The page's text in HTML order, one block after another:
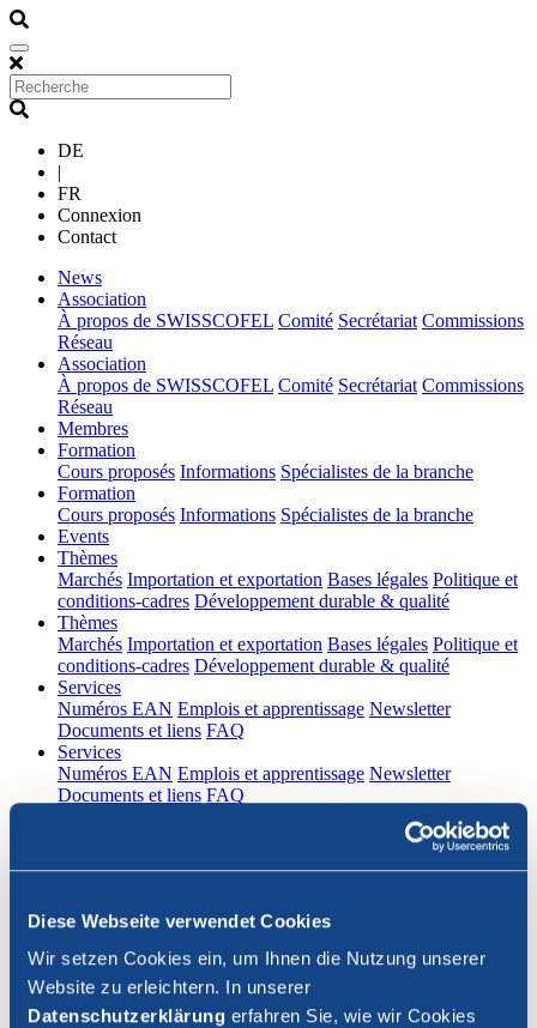
Diese Webseite verwendet Cookies
Wir setzen Cookies ein, um Ihnen die Nutzung unserer
Website zu erleichtern. In unserer
Datenschutzerklärung erfahren Sie, wie wir Cookies
DE
|
FR
Connexion
Contact
News(current)
Association
À propos de SWISSCOFEL Comité Secrétariat Commissions
Réseau
Association
À propos de SWISSCOFEL Comité Secrétariat Commissions
Réseau
Membres(current)
Formation
Cours proposés Informations Spécialistes de la branche
Formation
Cours proposés Informations Spécialistes de la branche
Events(current)
Thèmes(current)
Marchés Importation et exportation Bases légales Politique et
conditions-cadres Développement durable & qualité
Thèmes(current)
Marchés Importation et exportation Bases légales Politique et
conditions-cadres Développement durable & qualité
Services(current)
Numéros EAN Emplois et apprentissage Newsletter
Documents et liens FAQ
Services(current)
Numéros EAN Emplois et apprentissage Newsletter
Documents et liens FAQ
FR
Connexion
Fermer la recherche